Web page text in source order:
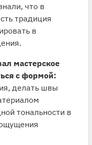
что в
традиция
в
мастерское
с формой:
делать швы
тональности в